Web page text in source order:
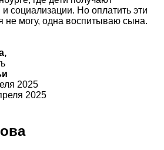
социализации. Но оплатить эти
не могу, одна воспитываю сына.
2025
2025